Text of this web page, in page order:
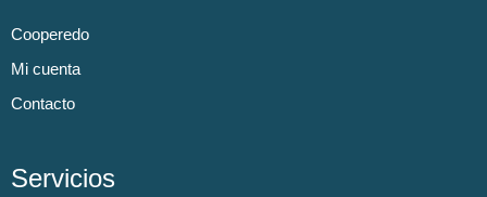
Cooperedo
Mi cuenta
Contacto
Servicios